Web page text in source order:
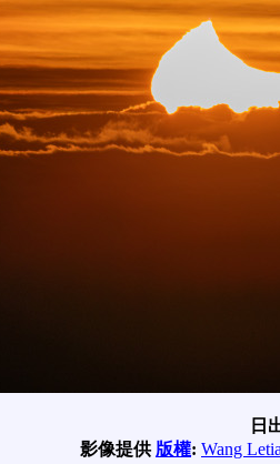
日
影像提供 版權: Wang